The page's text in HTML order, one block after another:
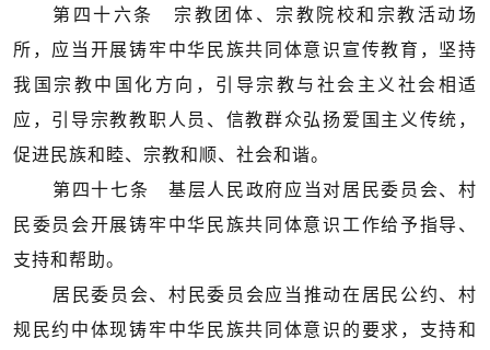
第四十六条 宗教团体、宗教院校和宗教活动场
所，应当开展铸牢中华民族共同体意识宣传教育，坚持
我国宗教中国化方向，引导宗教与社会主义社会相适
应，引导宗教教职人员、信教群众弘扬爱国主义传统，
促进民族和睦、宗教和顺、社会和谐。
第四十七条 基层人民政府应当对居民委员会、村
民委员会开展铸牢中华民族共同体意识工作给予指导、
支持和帮助。
居民委员会、村民委员会应当推动在居民公约、村
规民约中体现铸牢中华民族共同体意识的要求，支持和